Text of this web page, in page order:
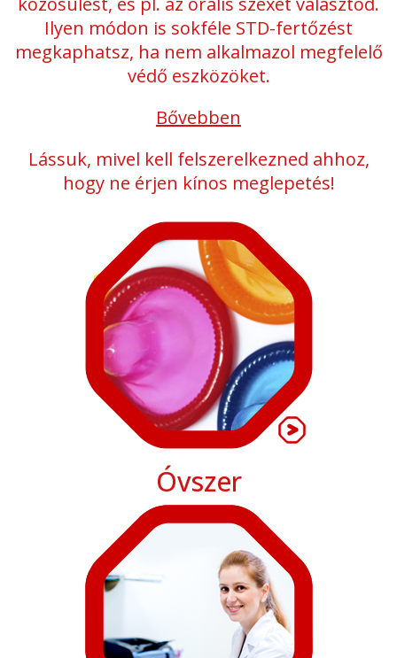
Ilyen módon is sokféle STD-fertőzést
megkaphatsz, ha nem alkalmazol megfelelő
védő eszközöket.
Bővebben
Lássuk, mivel kell felszerelkezned ahhoz,
hogy ne érjen kínos meglepetés!
Óvszer